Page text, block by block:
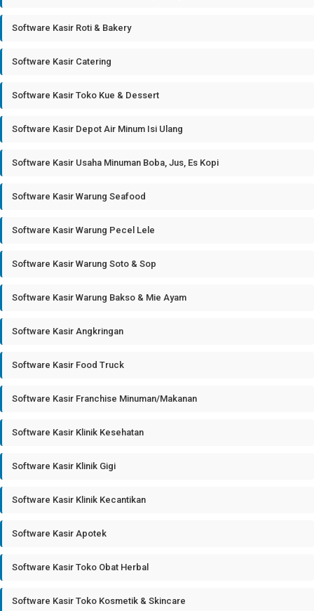
Software Kasir Roti & Bakery
Software Kasir Catering
Software Kasir Toko Kue & Dessert
Software Kasir Depot Air Minum Isi Ulang
Software Kasir Usaha Minuman Boba, Jus, Es Kopi
Software Kasir Warung Seafood
Software Kasir Warung Pecel Lele
Software Kasir Warung Soto & Sop
Software Kasir Warung Bakso & Mie Ayam
Software Kasir Angkringan
Software Kasir Food Truck
Software Kasir Franchise Minuman/Makanan
Software Kasir Klinik Kesehatan
Software Kasir Klinik Gigi
Software Kasir Klinik Kecantikan
Software Kasir Apotek
Software Kasir Toko Obat Herbal
Software Kasir Toko Kosmetik & Skincare